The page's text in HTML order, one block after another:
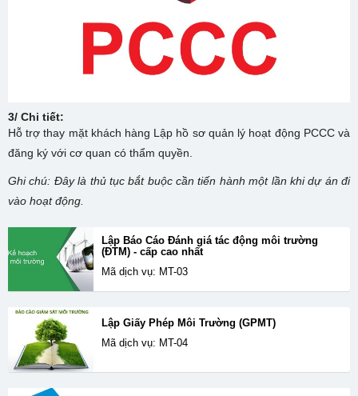
3/ Chi tiết:
Hỗ trợ thay mặt khách hàng Lập hồ sơ quản lý hoạt động PCCC và
đăng ký với cơ quan có thẩm quyền.
Ghi chú: Đây là thủ tục bắt buộc cần tiến hành một lần khi dự án đi
vào hoạt động.
Lập Báo Cáo Đánh giá tác động môi trường
(ĐTM) - cấp cao nhất
Mã dịch vụ: MT-03
Lập Giấy Phép Môi Trường (GPMT)
Mã dịch vụ: MT-04